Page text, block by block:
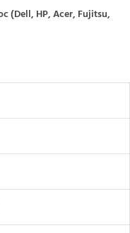
(Dell, HP, Acer, Fujitsu,